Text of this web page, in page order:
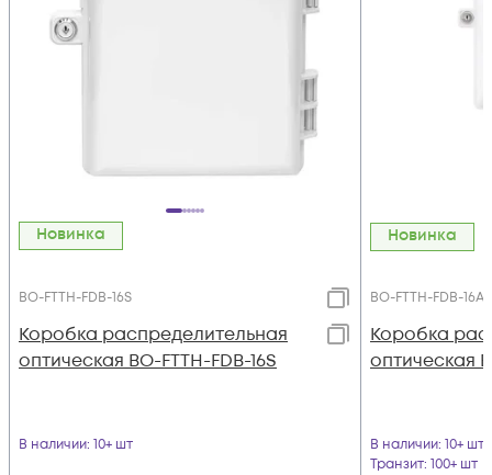
Новинка
BO-FTTH-FDB-16S
Коробка распределительная
оптическая BO-FTTH-FDB-16S
В наличии: 10+ шт
Новинка
BO-FTTH-FDB-16A
Коробка
оптическая
В наличии: 10+ шт
Транзит: 100+ шт